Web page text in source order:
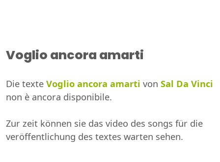
Voglio ancora amarti
Die texte Voglio ancora amarti von Sal Da Vinci
non è ancora disponibile.
Zur zeit können sie das video des songs für die
veröffentlichung des textes warten sehen.